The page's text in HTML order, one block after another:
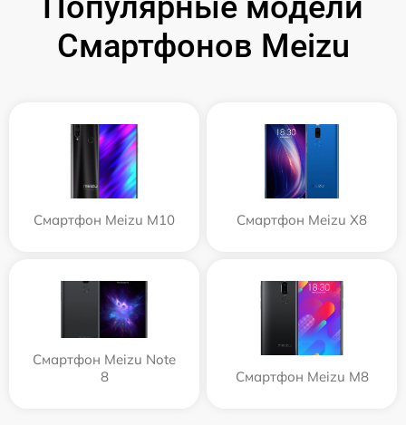
Смартфонов Meizu
Смартфон Meizu M10 Смартфон Meizu X8
Смартфон Meizu Note
8
Смартфон Meizu M8